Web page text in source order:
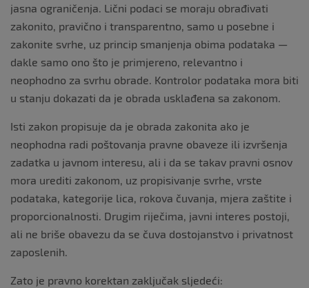
jasna ograničenja. Lični podaci se moraju obrađivati
zakonito, pravično i transparentno, samo u posebne i
zakonite svrhe, uz princip smanjenja obima podataka —
dakle samo ono što je primjereno, relevantno i
neophodno za svrhu obrade. Kontrolor podataka mora biti
u stanju dokazati da je obrada usklađena sa zakonom.
Isti zakon propisuje da je obrada zakonita ako je
neophodna radi poštovanja pravne obaveze ili izvršenja
zadatka u javnom interesu, ali i da se takav pravni osnov
mora urediti zakonom, uz propisivanje svrhe, vrste
podataka, kategorije lica, rokova čuvanja, mjera zaštite i
proporcionalnosti. Drugim riječima, javni interes postoji,
ali ne briše obavezu da se čuva dostojanstvo i privatnost
zaposlenih.
Zato je pravno korektan zaključak sljedeći: